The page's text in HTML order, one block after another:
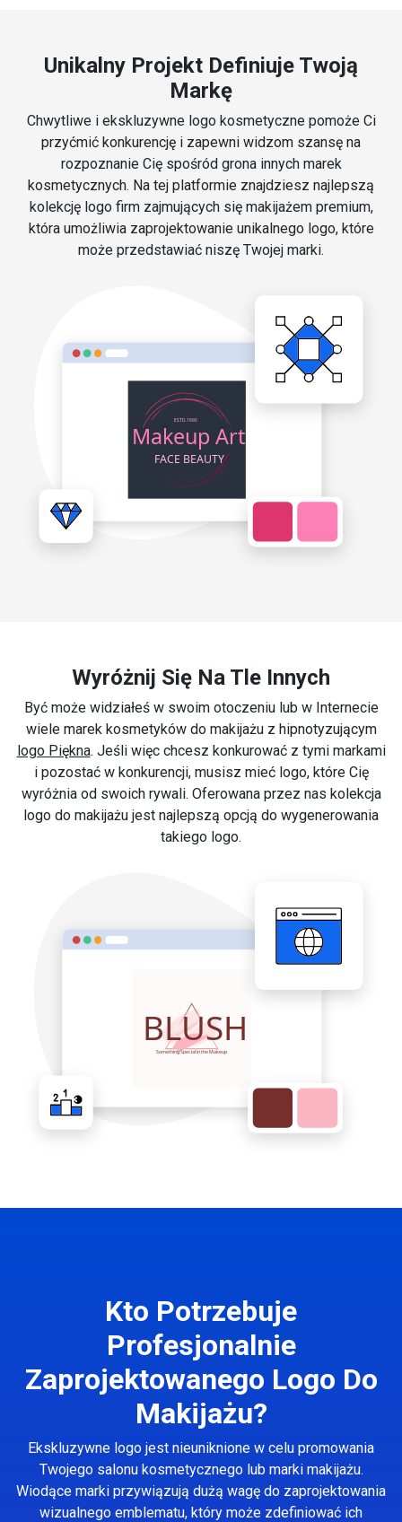
Unikalny Projekt Definiuje Twoją
Markę
Chwytliwe i ekskluzywne logo kosmetyczne pomoże Ci
przyćmić konkurencję i zapewni widzom szansę na
rozpoznanie Cię spośród grona innych marek
kosmetycznych. Na tej platformie znajdziesz najlepszą
kolekcję logo firm zajmujących się makijażem premium,
która umożliwia zaprojektowanie unikalnego logo, które
może przedstawiać niszę Twojej marki.
Wyróżnij Się Na Tle Innych
Być może widziałeś w swoim otoczeniu lub w Internecie
wiele marek kosmetyków do makijażu z hipnotyzującym
logo Piękna. Jeśli więc chcesz konkurować z tymi markami
i pozostać w konkurencji, musisz mieć logo, które Cię
wyróżnia od swoich rywali. Oferowana przez nas kolekcja
logo do makijażu jest najlepszą opcją do wygenerowania
takiego logo.
Kto Potrzebuje
Profesjonalnie
Zaprojektowanego Logo Do
Makijażu?
Ekskluzywne logo jest nieuniknione w celu promowania
Twojego salonu kosmetycznego lub marki makijażu.
Wiodące marki przywiązują dużą wagę do zaprojektowania
wizualnego emblematu, który może zdefiniować ich